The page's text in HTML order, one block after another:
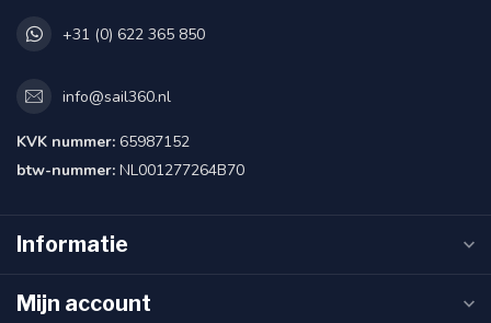
+31 (0) 622 365 850
info@sail360.nl
KVK nummer: 65987152
btw-nummer: NL001277264B70
Informatie
Mijn account